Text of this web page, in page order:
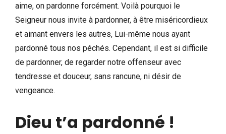
aime, on pardonne forcément. Voilà pourquoi le
Seigneur nous invite à pardonner, à être miséricordieux
et aimant envers les autres, Lui-même nous ayant
pardonné tous nos péchés. Cependant, il est si difficile
de pardonner, de regarder notre offenseur avec
tendresse et douceur, sans rancune, ni désir de
vengeance.
Dieu t’a pardonné !